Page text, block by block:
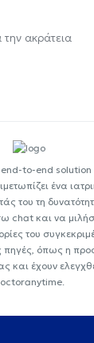
την ακράτεια
to-end solution
ένα
του τη
chat και να
του
πηγές, όπως η
και έχουν